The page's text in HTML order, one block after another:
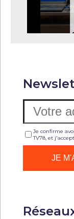
Je confirme
TV78, et